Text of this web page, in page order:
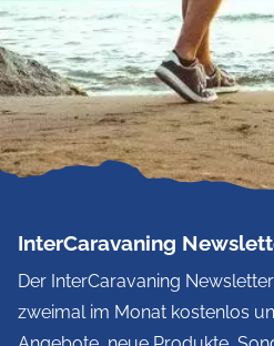
InterCaravaning
Der InterCaravaning
zweimal im Monat kostenlos